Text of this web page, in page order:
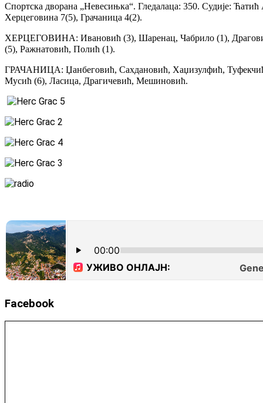
Спортска дворана „Невесињка“. Гледалаца: 350. Судије:
Херцеговина 7(5), Грачаница 4(2).
ХЕРЦЕГОВИНА: Ивановић (3), Шаренац, Чабрило (1),
(5), Ражнатовић, Полић (1).
ГРАЧАНИЦА: Џанбеговић, Сахдановић, Хаџизулфић,
Мусић (6), Ласица, Драгичевић, Мешиновић.
Facebook